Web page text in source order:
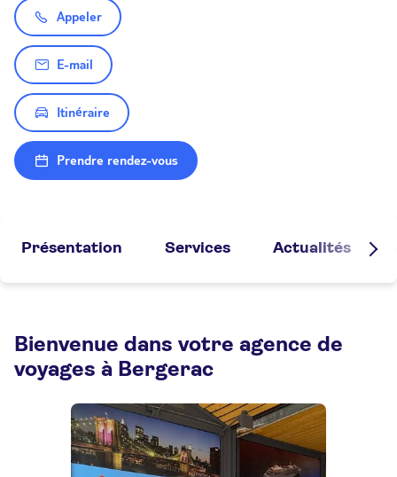
Appeler
E-mail
Itinéraire
Prendre rendez-vous
Présentation Services Actualités
Bienvenue dans votre agence de
voyages à Bergerac